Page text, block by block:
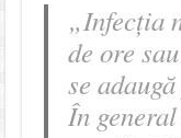
„Infecția
de ore
se
În